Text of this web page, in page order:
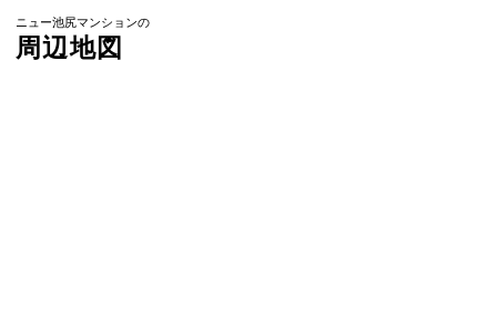
ニュー池尻マンションの
周辺地図